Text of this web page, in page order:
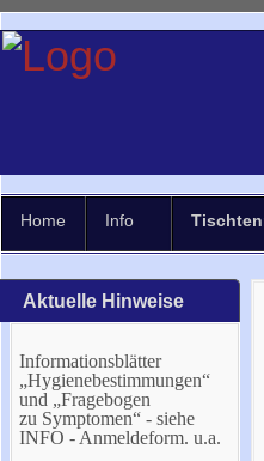
Home Info
Aktuelle Hinweise
Informationsblätter
„Hygienebestimmungen“
und „Fragebogen
zu Symptomen“ - siehe
INFO - Anmeldeform. u.a.